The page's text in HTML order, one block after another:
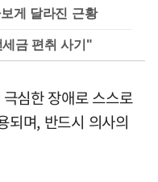
게 달라진 근황
금 편취 사기"
심한 장애로 스스로
되며, 반드시 의사의